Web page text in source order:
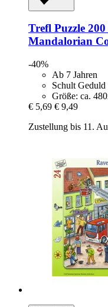
Trefl Puzzle
Mandalorian
-40%
Ab 7 Jahren
Schult
Größe: ca.
€ 5,69 € 9,49
Zustellung bis 11.